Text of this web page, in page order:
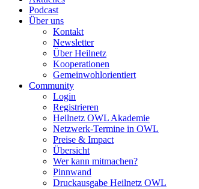
Podcast
Über uns
Kontakt
Newsletter
Über Heilnetz
Kooperationen
Gemeinwohlorientiert
Community
Login
Registrieren
Heilnetz OWL Akademie
Netzwerk-Termine in OWL
Preise & Impact
Übersicht
Wer kann mitmachen?
Pinnwand
Druckausgabe Heilnetz OWL